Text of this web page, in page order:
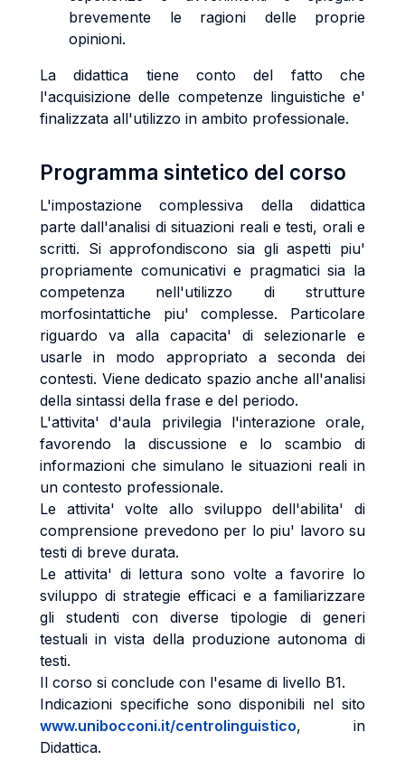
brevemente le ragioni delle proprie
opinioni.
La didattica tiene conto del fatto che
l'acquisizione delle competenze linguistiche e'
finalizzata all'utilizzo in ambito professionale.
Programma sintetico del corso
L'impostazione complessiva della didattica
parte dall'analisi di situazioni reali e testi, orali e
scritti. Si approfondiscono sia gli aspetti piu'
propriamente comunicativi e pragmatici sia la
competenza nell'utilizzo di strutture
morfosintattiche piu' complesse. Particolare
riguardo va alla capacita' di selezionarle e
usarle in modo appropriato a seconda dei
contesti. Viene dedicato spazio anche all'analisi
della sintassi della frase e del periodo.
L'attivita' d'aula privilegia l'interazione orale,
favorendo la discussione e lo scambio di
informazioni che simulano le situazioni reali in
un contesto professionale.
Le attivita' volte allo sviluppo dell'abilita' di
comprensione prevedono per lo piu' lavoro su
testi di breve durata.
Le attivita' di lettura sono volte a favorire lo
sviluppo di strategie efficaci e a familiarizzare
gli studenti con diverse tipologie di generi
testuali in vista della produzione autonoma di
testi.
Il corso si conclude con l'esame di livello B1.
Indicazioni specifiche sono disponibili nel sito
www.unibocconi.it/centrolinguistico, in
Didattica.